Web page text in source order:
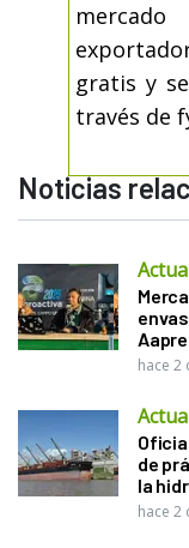
gratis y
través de
Noticias
hace 2
de
la
hace 2